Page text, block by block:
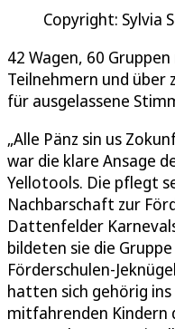
Copyright: Sylvia
42 Wagen, 60
Teilnehmern und über
für ausgelassene
„Alle Pänz sin us
war die klare Ansage
Yellotools. Die pflegt
Nachbarschaft zur
Dattenfelder
bildeten sie die
Förderschulen-
hatten sich gehörig
mitfahrenden Kindern